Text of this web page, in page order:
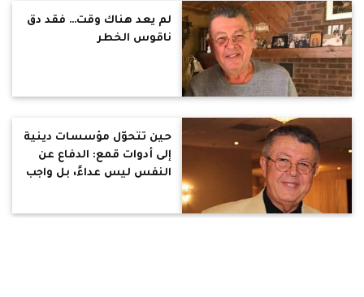
لم يعد هناك وقت… فقد دق
ناقوس الخطر
حين تتحوّل مؤسسات دينية
إلى أدوات قمع: الدفاع عن
النفس ليس عداءً، بل واجب